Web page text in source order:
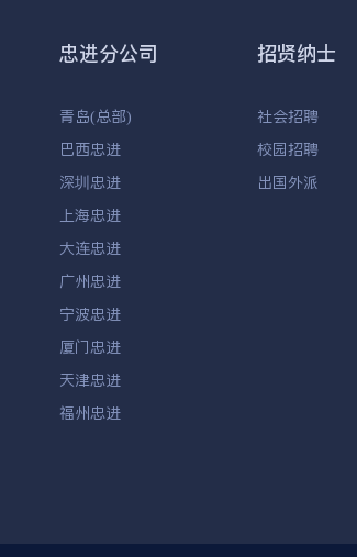
忠进分公司
青岛(总部)
巴西忠进
深圳忠进
上海忠进
大连忠进
广州忠进
宁波忠进
厦门忠进
天津忠进
福州忠进
招贤纳士
社会招聘
校园招聘
出国外派